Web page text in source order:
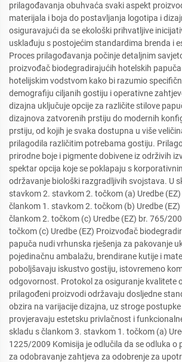
prilagođavanja obuhvaća svaki aspekt
materijala i boja do postavljanja logotipa i
osiguravajući da se ekološki prihvatljive
usklađuju s postojećim standardima brenda i
Proces prilagođavanja počinje detaljnim
proizvođač biodegradirajućih hotelskih
hotelijskim vodstvom kako bi razumio
demografiju ciljanih gostiju i operativne
dizajna uključuje opcije za različite stilove
dizajnova zatvorenih prstiju do modernih
prstiju, od kojih je svaka dostupna u više
prilagodila različitim potrebama gostiju.
prirodne boje i pigmente dobivene iz održivih
spektar opcija koje se poklapaju s
održavanje biološki razgradljivih svojstava. U
stavkom 2. stavkom 2. točkom (a) Uredbe
člankom 1. stavkom 2. točkom (b) Uredbe
člankom 2. točkom (c) Uredbe (EZ) br. 765/
točkom (c) Uredbe (EZ) Proizvođač
papuča nudi vrhunska rješenja za pakovanje
pojedinačnu ambalažu, brendirane kutije i
poboljšavaju iskustvo gostiju, istovremeno
odgovornost. Protokol za osiguranje kvalitete
prilagođeni proizvodi održavaju dosljedne
obzira na varijacije dizajna, uz stroge
provjeravaju estetsku privlačnost i
skladu s člankom 3. stavkom 1. točkom (a)
1225/2009 Komisija je odlučila da se odluka o
za odobravanje zahtjeva za odobrenje za